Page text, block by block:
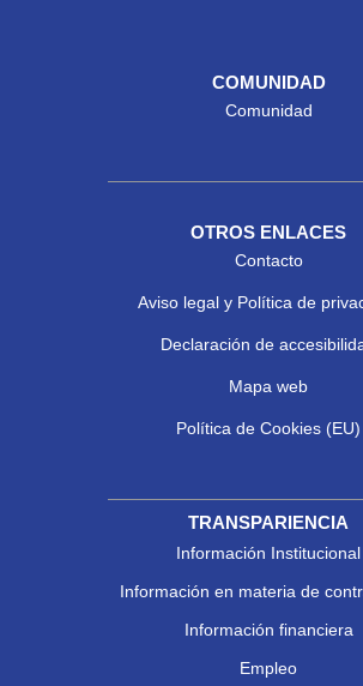
COMUNIDAD
Comunidad
OTROS ENLACES
Contacto
Aviso legal y Política de
Declaración de
Mapa web
Política de Cookies (EU)
TRANSPARIENCIA
Información Institucional
Información en materia de
Información financiera
Empleo